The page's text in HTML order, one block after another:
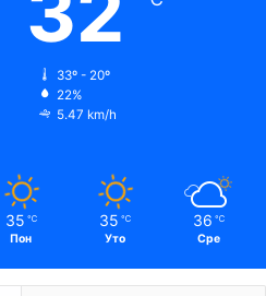
33º - 20º
22%
5.47 km/h
35 ℃
Пон
35 ℃
Уто
36 ℃
Сре